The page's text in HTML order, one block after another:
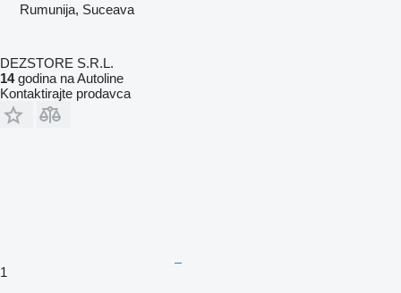
Rumunija, Suceava
DEZSTORE S.R.L.
14godina na Autoline
Kontaktirajte prodavca
1